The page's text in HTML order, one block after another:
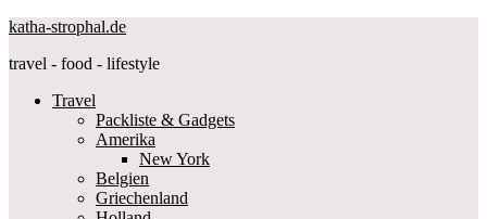
katha-strophal.de
travel - food - lifestyle
Travel
Packliste & Gadgets
Amerika
New York
Belgien
Griechenland